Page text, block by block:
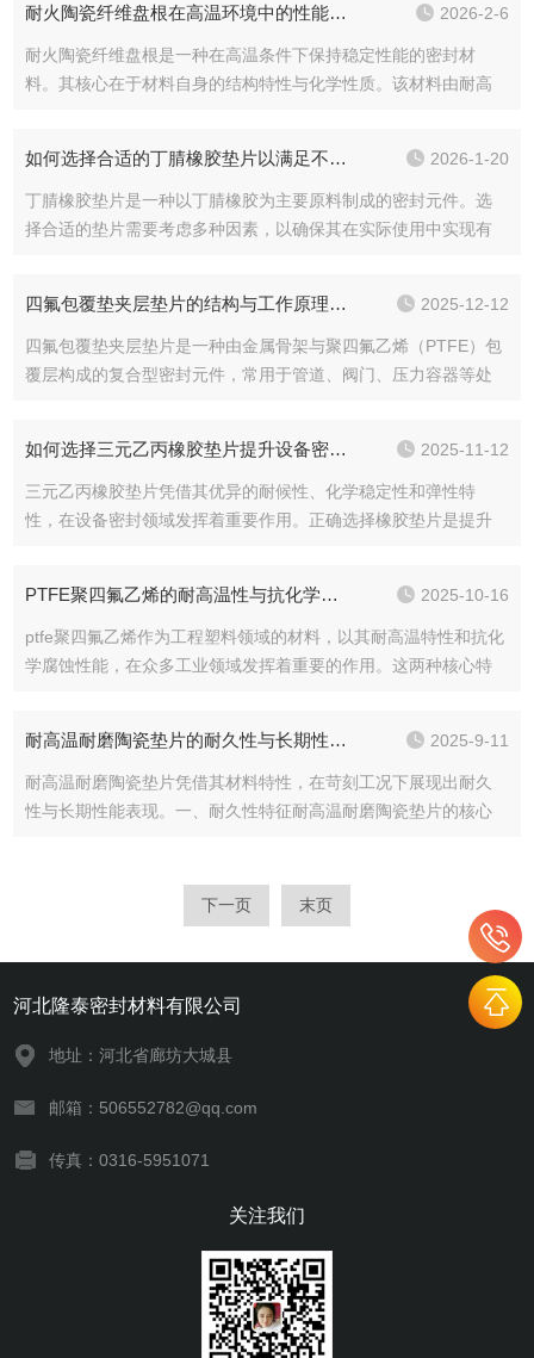
优势源于材料配方、结构设计对特定工况的适应性。一、在工业...
耐火陶瓷纤维盘根在高温环境中的性能优势概述 2026-2-6
耐火陶瓷纤维盘根是一种在高温条件下保持稳定性能的密封材
料。其核心在于材料自身的结构特性与化学性质。该材料由耐高
稳定，体积不易发生变化，从而维持密封界面的紧密贴合。同
时，...
如何选择合适的丁腈橡胶垫片以满足不同需求？ 2026-1-20
丁腈橡胶垫片是一种以丁腈橡胶为主要原料制成的密封元件。选
择合适的垫片需要考虑多种因素，以确保其在实际使用中实现有
质类型，包括油类、燃油、烃类溶剂、水及水基流体等。丁腈...
四氟包覆垫夹层垫片的结构与工作原理解析 2025-12-12
四氟包覆垫夹层垫片是一种由金属骨架与聚四氟乙烯（PTFE）包
覆层构成的复合型密封元件，常用于管道、阀门、压力容器等处
骨架赋予垫片必要的机械强度与回弹能力，可承受螺栓预...
如何选择三元乙丙橡胶垫片提升设备密封性能？ 2025-11-12
三元乙丙橡胶垫片凭借其优异的耐候性、化学稳定性和弹性特
性，在设备密封领域发挥着重要作用。正确选择橡胶垫片是提升
质的特性，包括介质的化学性质、温度范围和压力条件。对于接
触...
PTFE聚四氟乙烯的耐高温性与抗化学性详解 2025-10-16
ptfe聚四氟乙烯作为工程塑料领域的材料，以其耐高温特性和抗化
学腐蚀性能，在众多工业领域发挥着重要的作用。这两种核心特
和氟原子通过强共价键结合形成。这...
耐高温耐磨陶瓷垫片的耐久性与长期性能表现 2025-9-11
耐高温耐磨陶瓷垫片凭借其材料特性，在苛刻工况下展现出耐久
性与长期性能表现。一、耐久性特征耐高温耐磨陶瓷垫片的核心
温环境下，不会发生软化或变形，维持稳定的密封性能。化学惰
下一页 末页
河北隆泰密封材料有限公司
地址：河北省廊坊大城县
邮箱：506552782@qq.com
传真：0316-5951071
关注我们